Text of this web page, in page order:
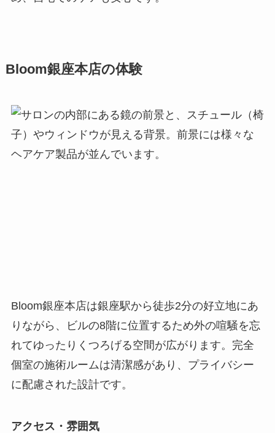
Bloom銀座本店の体験
Bloom銀座本店は銀座駅から徒歩2分の好立地にあ
りながら、ビルの8階に位置するため外の喧騒を忘
れてゆったりくつろげる空間が広がります。完全
個室の施術ルームは清潔感があり、プライバシー
に配慮された設計です。
アクセス・雰囲気